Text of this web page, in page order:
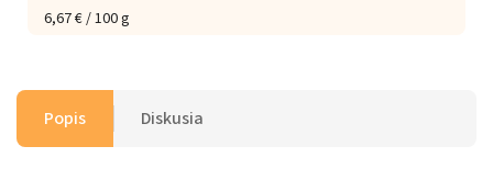
6,67 € / 100 g
Popis Diskusia